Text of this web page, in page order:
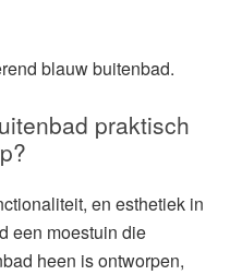
praktisch
en esthetiek in
een moestuin die
heen is ontworpen,